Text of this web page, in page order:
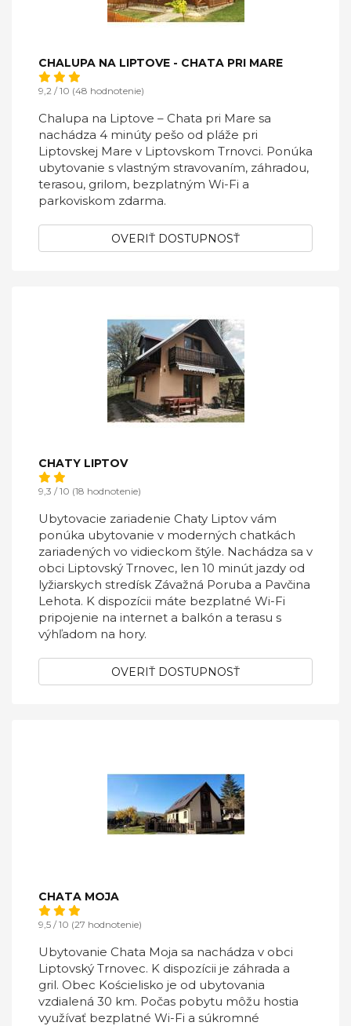
CHALUPA NA LIPTOVE - CHATA PRI MARE
9,2 / 10 (48 hodnotenie)
Chalupa na Liptove – Chata pri Mare sa
nachádza 4 minúty pešo od pláže pri
Liptovskej Mare v Liptovskom Trnovci. Ponúka
ubytovanie s vlastným stravovaním, záhradou,
terasou, grilom, bezplatným Wi-Fi a
parkoviskom zdarma.
OVERIŤ DOSTUPNOSŤ
CHATY LIPTOV
9,3 / 10 (18 hodnotenie)
Ubytovacie zariadenie Chaty Liptov vám
ponúka ubytovanie v moderných chatkách
zariadených vo vidieckom štýle. Nachádza sa v
obci Liptovský Trnovec, len 10 minút jazdy od
lyžiarskych stredísk Závažná Poruba a Pavčina
Lehota. K dispozícii máte bezplatné Wi-Fi
pripojenie na internet a balkón a terasu s
výhľadom na hory.
OVERIŤ DOSTUPNOSŤ
CHATA MOJA
9,5 / 10 (27 hodnotenie)
Ubytovanie Chata Moja sa nachádza v obci
Liptovský Trnovec. K dispozícii je záhrada a
gril. Obec Kościelisko je od ubytovania
vzdialená 30 km. Počas pobytu môžu hostia
využívať bezplatné Wi-Fi a súkromné